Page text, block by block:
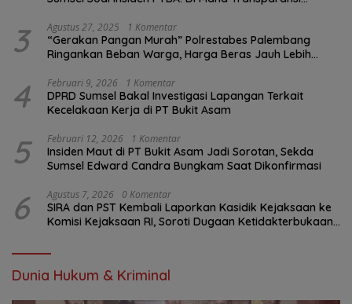
3 Agustus 27, 2025 1 Komentar
“Gerakan Pangan Murah” Polrestabes Palembang
Ringankan Beban Warga, Harga Beras Jauh Lebih
4 Februari 9, 2026 1 Komentar
DPRD Sumsel Bakal Investigasi Lapangan Terkait
Kecelakaan Kerja di PT Bukit Asam
5 Februari 12, 2026 1 Komentar
Insiden Maut di PT Bukit Asam Jadi Sorotan, Sekda
Sumsel Edward Candra Bungkam Saat Dikonfirmasi
6 Agustus 7, 2026 0 Komentar
SIRA dan PST Kembali Laporkan Kasidik Kejaksaan ke
Komisi Kejaksaan RI, Soroti Dugaan Ketidakterbukaan
Dunia Hukum & Kriminal